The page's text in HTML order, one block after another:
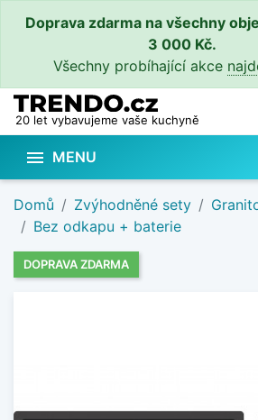
Doprava zdarma na všechny
3 000 Kč.
Všechny probíhající akce
20 let vybavujeme vaše kuchyně
 MENU
Domů Zvýhodněné sety
Bez odkapu + baterie
DOPRAVA ZDARMA